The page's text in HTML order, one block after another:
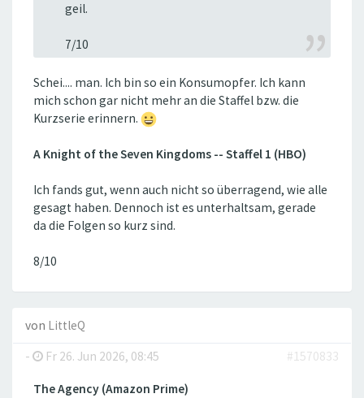
geil.
7/10
Schei.... man. Ich bin so ein Konsumopfer. Ich kann
mich schon gar nicht mehr an die Staffel bzw. die
Kurzserie erinnern.
A Knight of the Seven Kingdoms -- Staffel 1 (HBO)
Ich fands gut, wenn auch nicht so überragend, wie alle
gesagt haben. Dennoch ist es unterhaltsam, gerade
da die Folgen so kurz sind.
8/10
von LittleQ
-
Fr 26. Jun 2026, 08:45 #1570833
The Agency (Amazon Prime)